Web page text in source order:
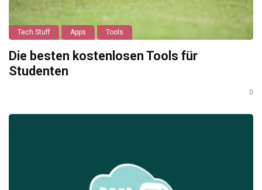
Tech Stuff Apps Tools
Die besten kostenlosen Tools für
Studenten
0